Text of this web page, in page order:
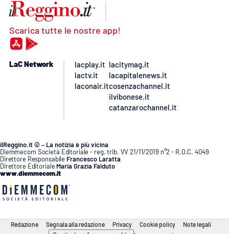
Scarica tutte le nostre app!
LaC Network
lacplay.it
lactv.it
laconair.it
lacitymag.it
lacapitalenews.it
cosenzachannel.it
ilvibonese.it
catanzarochannel.it
ilReggino.it © – La notizia è più vicina
Diemmecom Società Editoriale - reg. trib. VV 21/11/2019 n°2 - R.O.C. 4049
Direttore Responsabile Francesco Laratta
Direttore Editoriale Maria Grazia Falduto
www.diemmecom.it
Redazione Segnala alla redazione Privacy Cookie policy Note legali